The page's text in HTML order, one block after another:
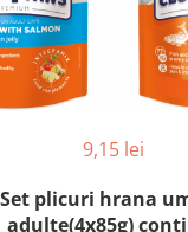
9,15 lei
Set plicuri hrana
adulte(4x85g)